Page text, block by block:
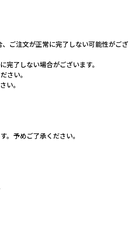
ご注文が正常に完了しない可能性がござ
了しない場合がございます。
さい。
い。
予めご了承ください。